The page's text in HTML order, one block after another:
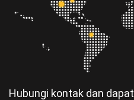
Hubungi kontak dan